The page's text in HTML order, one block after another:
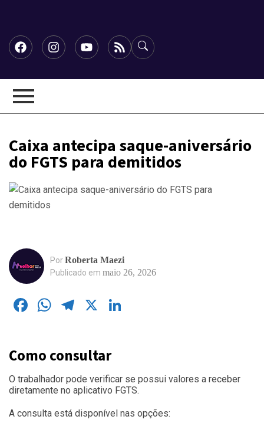
Caixa antecipa saque-aniversário
do FGTS para demitidos
PorRoberta Maezi
Publicado em maio 26, 2026
Facebook
WhatsApp
Telegram
X
Como consultar
O trabalhador pode verificar se possui valores a receber
diretamente no aplicativo FGTS.
A consulta está disponível nas opções: